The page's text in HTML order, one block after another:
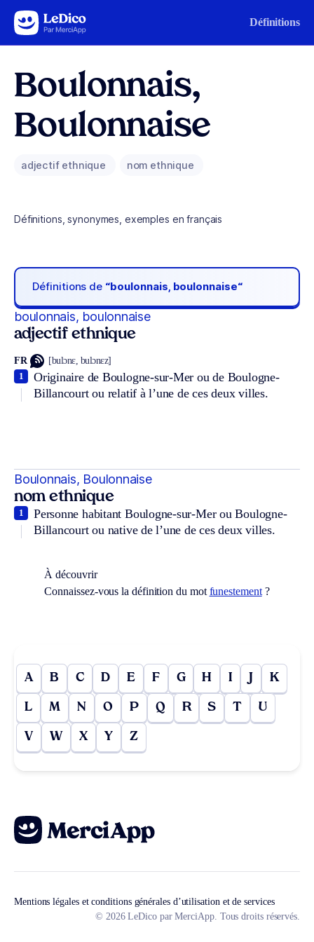
Aller au contenu Définitions
Boulonnais,
Boulonnaise
adjectif ethnique nom ethnique
Définitions, synonymes, exemples en français
Définitions de “boulonnais, boulonnaise“
boulonnais, boulonnaise
adjectif ethnique
FR [bulɔnɛ, bulɔnɛz]
Originaire de Boulogne-sur-Mer ou de Boulogne-
Billancourt ou relatif à l’une de ces deux villes.
1
Boulonnais, Boulonnaise
nom ethnique
Personne habitant Boulogne-sur-Mer ou Boulogne-
Billancourt ou native de l’une de ces deux villes.
1
À découvrir
Connaissez-vous la définition du mot funestement?
A B C D E F G H I J K
L M N O P Q R S T U
V W X Y Z
Mentions légales et conditions générales d’utilisation et de services
© 2026 LeDico par MerciApp. Tous droits réservés.